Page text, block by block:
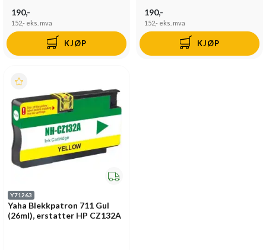
190,-
152,- eks. mva
KJØP
190,-
152,- eks. mva
KJØP
Y71263
Yaha Blekkpatron 711 Gul
(26ml), erstatter HP CZ132A